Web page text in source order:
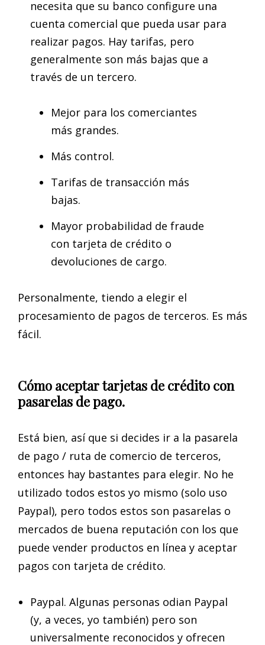
necesita que su banco configure una
cuenta comercial que pueda usar para
realizar pagos. Hay tarifas, pero
generalmente son más bajas que a
través de un tercero.
Mejor para los comerciantes
más grandes.
Más control.
Tarifas de transacción más
bajas.
Mayor probabilidad de fraude
con tarjeta de crédito o
devoluciones de cargo.
Personalmente, tiendo a elegir el
procesamiento de pagos de terceros. Es más
fácil.
Cómo aceptar tarjetas de crédito con
pasarelas de pago.
Está bien, así que si decides ir a la pasarela
de pago / ruta de comercio de terceros,
entonces hay bastantes para elegir. No he
utilizado todos estos yo mismo (solo uso
Paypal), pero todos estos son pasarelas o
mercados de buena reputación con los que
puede vender productos en línea y aceptar
pagos con tarjeta de crédito.
Paypal. Algunas personas odian Paypal
(y, a veces, yo también) pero son
universalmente reconocidos y ofrecen